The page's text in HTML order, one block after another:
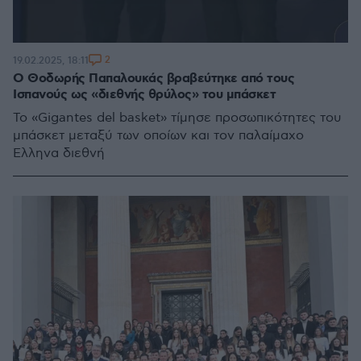
Ο Θοδωρής Παπαλουκάς βραβεύτηκε από τους
Ισπανούς ως «διεθνής θρύλος» του μπάσκετ
Το «Gigantes del basket» τίμησε προσωπικότητες του
μπάσκετ μεταξύ των οποίων και τον παλαίμαχο
Έλληνα διεθνή
19.02.2025, 18:11 2